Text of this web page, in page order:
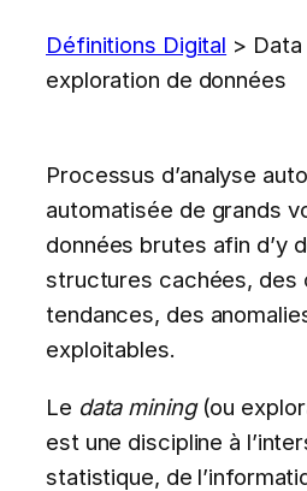
Définitions Digital > Data
exploration de données
Processus d’analyse
automatisée de grands
données brutes afin d’y
structures cachées, des
tendances, des
exploitables.
Le data mining(ou
est une discipline à
statistique, de